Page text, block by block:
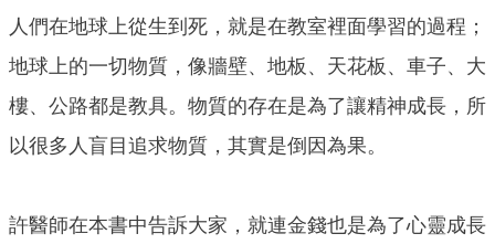
人們在地球上從生到死，就是在教室裡面學習的過程；
地球上的一切物質，像牆壁、地板、天花板、車子、大
樓、公路都是教具。物質的存在是為了讓精神成長，所
以很多人盲目追求物質，其實是倒因為果。
許醫師在本書中告訴大家，就連金錢也是為了心靈成長